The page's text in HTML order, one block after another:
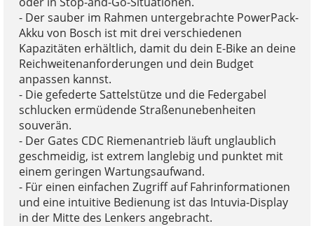
- Der sauber im Rahmen untergebrachte PowerPack-
Akku von Bosch ist mit drei verschiedenen
Kapazitäten erhältlich, damit du dein E-Bike an deine
Reichweitenanforderungen und dein Budget
anpassen kannst.
- Die gefederte Sattelstütze und die Federgabel
schlucken ermüdende Straßenunebenheiten
souverän.
- Der Gates CDC Riemenantrieb läuft unglaublich
geschmeidig, ist extrem langlebig und punktet mit
einem geringen Wartungsaufwand.
- Für einen einfachen Zugriff auf Fahrinformationen
und eine intuitive Bedienung ist das Intuvia-Display
in der Mitte des Lenkers angebracht.